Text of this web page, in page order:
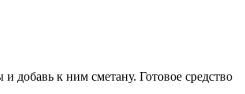
добавь к ним сметану. Готовое средство